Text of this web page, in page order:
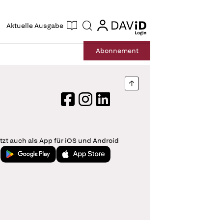
Aktuelle Ausgabe Suche login
login
Abonnement
Nach oben springen
FacebookInstagram
LinkedIn
auch als App für iOS und Android
Jetzt bei Google PlayLaden im App Store